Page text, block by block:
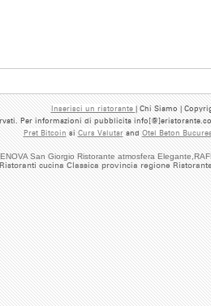
San Giorgio Ristorante atmosfera
cucina Classica provincia regione
Inserisci un ristorante | Chi Siamo |
Per informazioni di pubblicita
Pret BitcoinsiCurs ValutarandOtel Beton